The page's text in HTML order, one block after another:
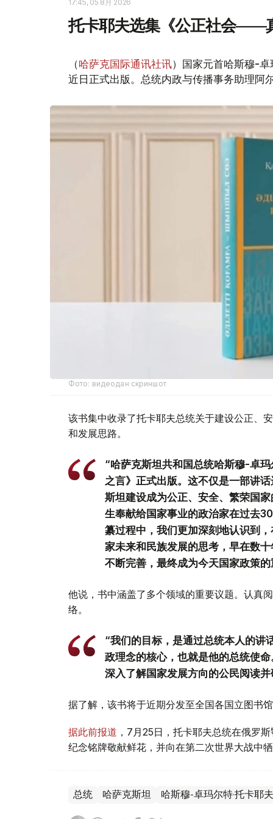
17:45, 05 8月 2026
托卡耶夫选集《公正社会——
（哈萨克国际通讯社讯）国家元首哈斯穆-
近日正式出版。总统内政与传播事务助理阿
Фото: видеодан скриншот
该书集中收录了托卡耶夫总统关于建设公正、
和发展思路。
“哈萨克斯坦共和国总统哈斯穆-卓
之言》正式出版。这不仅是一部讲
斯坦建设成为公正、安全、繁荣国
生奉献给国家事业的政治家在过去
纂过程中，我们更加深刻地认识到
家未来和民族发展的思考，早在数
不断完善，最终成为今天国家政策的
他说，书中涵盖了多个领域的重要议题。认真
络。
“我们的目标，是通过总统本人的讲
政理念的核心，也就是他的总统使
深入了解国家发展方向的公民阅读
据了解，该书将于近期分发至全国各国立图书
据此前报道 ，7月25日，托卡耶夫总统在俄罗
纪念铭牌敬献鲜花，并向在第二次世界大战中
总统 哈萨克斯坦 哈斯穆-卓玛尔特·托卡耶夫